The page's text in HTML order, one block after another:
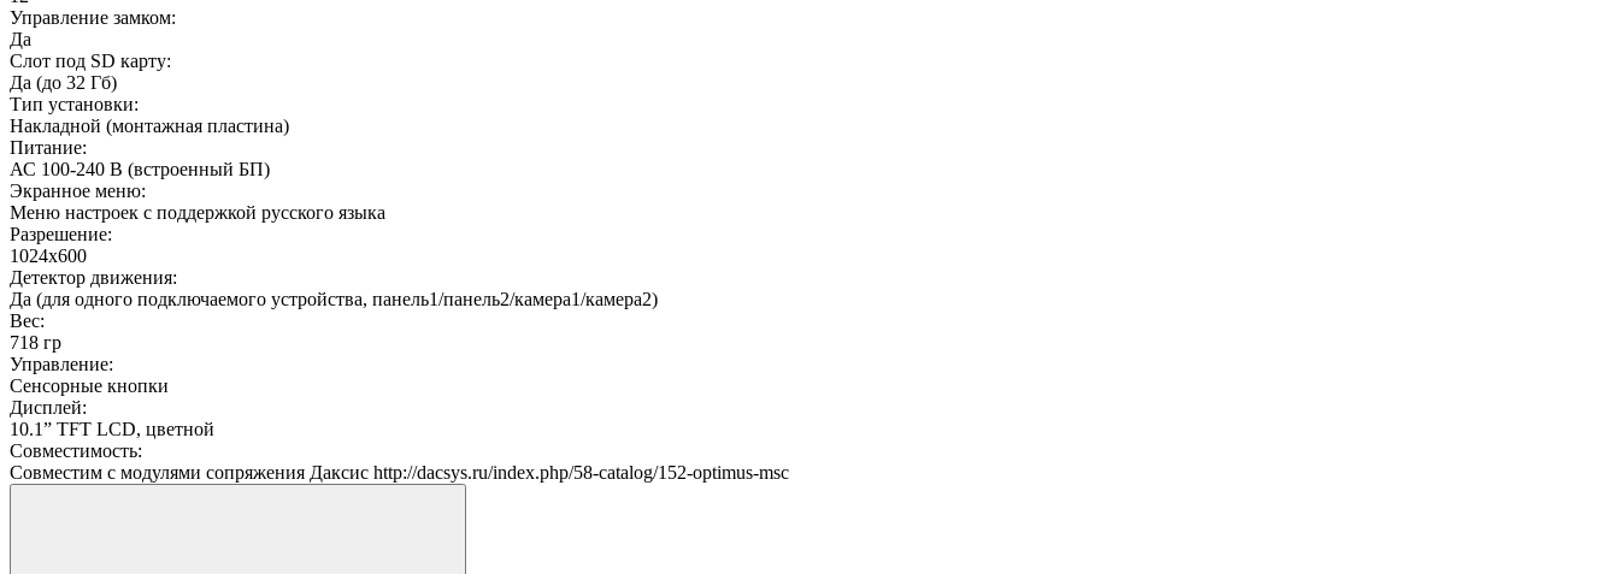
Управление замком:
Да
Слот под SD карту:
Да (до 32 Гб)
Тип установки:
Накладной (монтажная пластина)
Питание:
АС 100-240 В (встроенный БП)
Экранное меню:
Меню настроек с поддержкой русского языка
Разрешение:
1024x600
Детектор движения:
Да (для одного подключаемого устройства, панель1/панель2/камера1/камера2)
Вес:
718 гр
Управление:
Сенсорные кнопки
Дисплей:
10.1” TFT LCD, цветной
Совместимость:
Совместим с модулями сопряжения Даксис http://dacsys.ru/index.php/58-catalog/152-optimus-msc